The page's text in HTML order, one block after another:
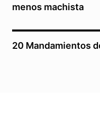
menos machista
20 Mandamientos